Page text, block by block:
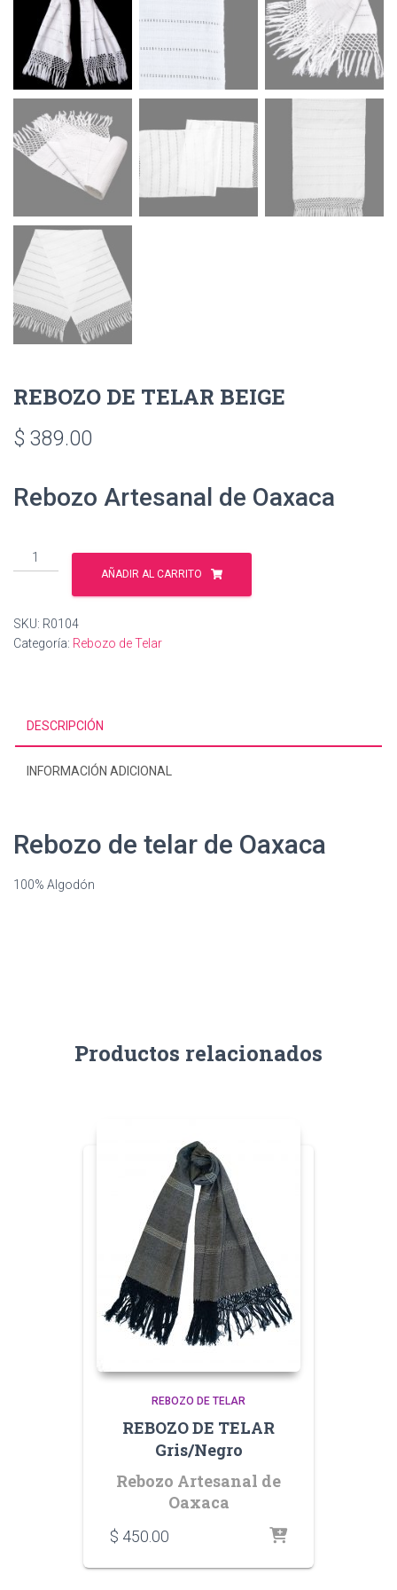
REBOZO DE TELAR BEIGE
$ 389.00
Rebozo Artesanal de Oaxaca
REBOZO
DE
cantidad
AÑADIR AL CARRITO
SKU: R0104
Categoría: Rebozo de Telar
DESCRIPCIÓN
INFORMACIÓN ADICIONAL
Rebozo de telar de Oaxaca
100% Algodón
Productos relacionados
REBOZO DE TELAR
REBOZO DE TELAR
Gris/Negro
Rebozo Artesanal de
Oaxaca
$ 450.00